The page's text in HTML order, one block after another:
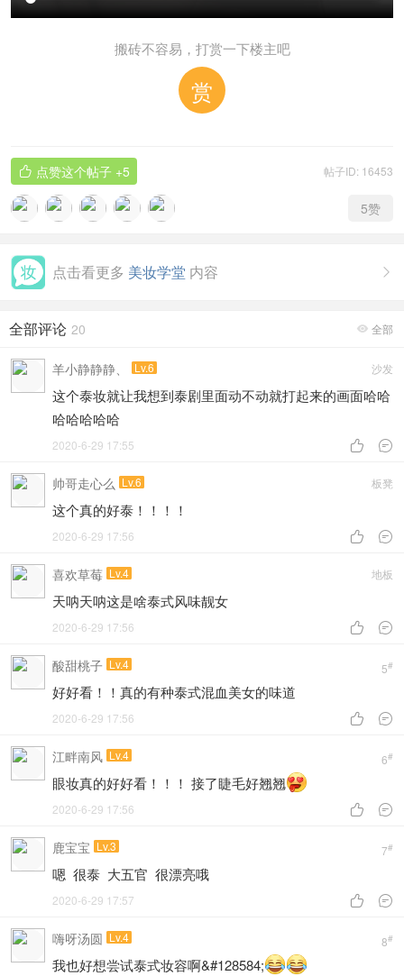
搬砖不容易，打赏一下楼主吧
赏
帖子ID: 16453
 点赞这个帖子 +5
5赞

点击看更多 美妆学堂 内容
 全部
全部评论 20
沙发
羊小静静静、 Lv.6
这个泰妆就让我想到泰剧里面动不动就打起来的画面哈哈
哈哈哈哈哈
 
2020-6-29 17:55
板凳
帅哥走心么 Lv.6
这个真的好泰！！！！
 
2020-6-29 17:56
地板
喜欢草莓 Lv.4
天呐天呐这是啥泰式风味靓女
 
2020-6-29 17:56
5#
酸甜桃子 Lv.4
好好看！！真的有种泰式混血美女的味道
 
2020-6-29 17:56
6#
江畔南风 Lv.4
眼妆真的好好看！！！ 接了睫毛好翘翘
 
2020-6-29 17:56
7#
鹿宝宝 Lv.3
嗯 很泰 大五官 很漂亮哦
 
2020-6-29 17:57
8#
嗨呀汤圆 Lv.4
我也好想尝试泰式妆容啊&#128584;